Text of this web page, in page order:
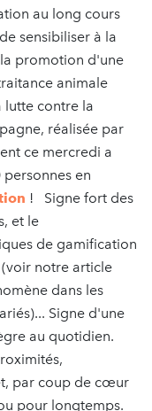
au long cours
sensibiliser à la
promotion d'une
animale
lutte contre la
réalisée par
ce mercredi a
en
! Signe fort des
et le
de gamification
notre article
dans les
Signe d'une
au quotidien.
par coup de cœur
pour longtemps.